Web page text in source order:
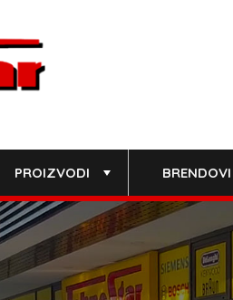
PROIZVODI BRENDOVI